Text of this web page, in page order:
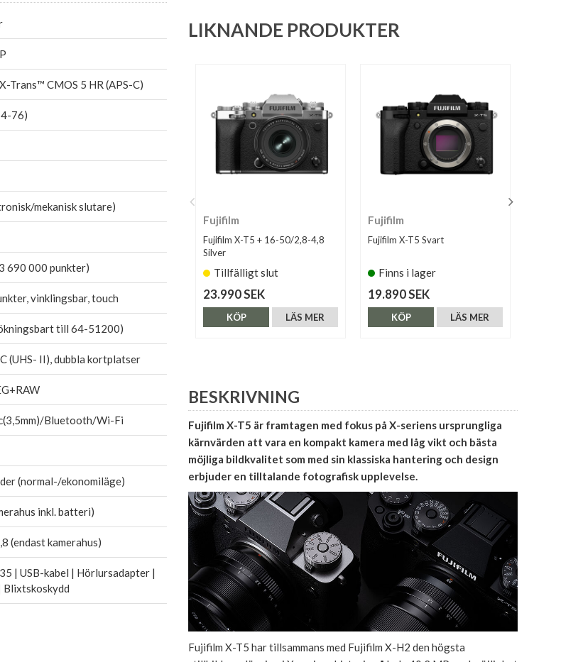
LIKNANDE PRODUKTER
Fujifilm
Fujifilm X-T5 + 16-50/2,8-4,8
Silver
Tillfälligt slut
23.990 SEK
LÄS MER
KÖP
Fujifilm
Fujifilm X-T5 Svart
Finns i lager
19.890 SEK
LÄS MER
KÖP
BESKRIVNING
Fujifilm X-T5 är framtagen med fokus på X-seriens ursprungliga
kärnvärden att vara en kompakt kamera med låg vikt och bästa
möjliga bildkvalitet som med sin klassiska hantering och design
erbjuder en tilltalande fotografisk upplevelse.
Fujifilm X-T5 har tillsammans med Fujifilm X-H2 den högsta
Trans™ CMOS 5 HR (APS-C)
76)
mekanisk slutare)
690 000 punkter)
vinklingsbar, touch
till 64-51200)
(UHS- II), dubbla kortplatser
Bluetooth/Wi-Fi
(normal-/ekonomiläge)
inkl. batteri)
(endast kamerahus)
| USB-kabel | Hörlursadapter |
Blixtskoskydd